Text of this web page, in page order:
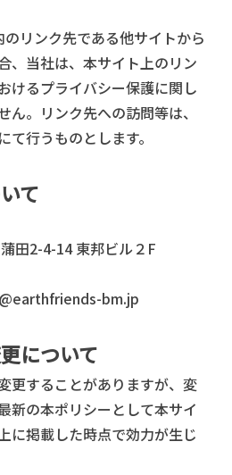
リンク先である他サイトから
、当社は、本サイト上のリン
けるプライバシー保護に関し
ん。リンク先への訪問等は、
行うものとします。
て
田2-4-14 東邦ビル２F
bm.jp
について
更することがありますが、変
新の本ポリシーとして本サイ
に掲載した時点で効力が生じ